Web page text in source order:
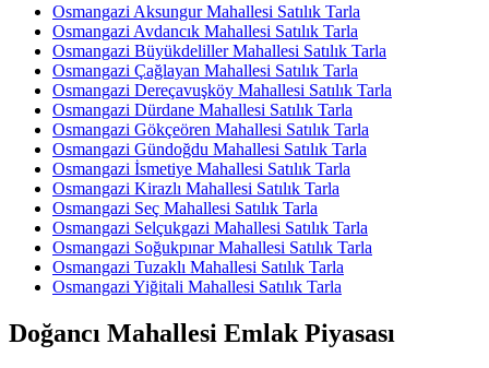
Osmangazi Aksungur Mahallesi Satılık Tarla
Osmangazi Avdancık Mahallesi Satılık Tarla
Osmangazi Büyükdeliller Mahallesi Satılık Tarla
Osmangazi Çağlayan Mahallesi Satılık Tarla
Osmangazi Dereçavuşköy Mahallesi Satılık Tarla
Osmangazi Dürdane Mahallesi Satılık Tarla
Osmangazi Gökçeören Mahallesi Satılık Tarla
Osmangazi Gündoğdu Mahallesi Satılık Tarla
Osmangazi İsmetiye Mahallesi Satılık Tarla
Osmangazi Kirazlı Mahallesi Satılık Tarla
Osmangazi Seç Mahallesi Satılık Tarla
Osmangazi Selçukgazi Mahallesi Satılık Tarla
Osmangazi Soğukpınar Mahallesi Satılık Tarla
Osmangazi Tuzaklı Mahallesi Satılık Tarla
Osmangazi Yiğitali Mahallesi Satılık Tarla
Doğancı Mahallesi Emlak Piyasası